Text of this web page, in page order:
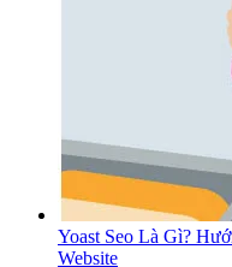
Yoast Seo Là Gì?
Website